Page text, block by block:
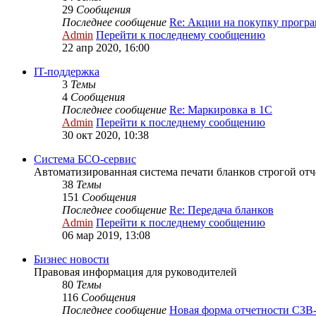
29 Сообщения
Последнее сообщение Re: Акции на покупку
Admin Перейти к последнему сообщению
22 апр 2020, 16:00
IT-поддержка
3 Темы
4 Сообщения
Последнее сообщение Re: Маркировка в 1С
Admin Перейти к последнему сообщению
30 окт 2020, 10:38
Система БСО-сервис
Автоматизированная система печати бланков строгой
38 Темы
151 Сообщения
Последнее сообщение Re: Передача бланков
Admin Перейти к последнему сообщению
06 мар 2019, 13:08
Бизнес новости
Правовая информация для руководителей
80 Темы
116 Сообщения
Последнее сообщение Новая форма отчетности